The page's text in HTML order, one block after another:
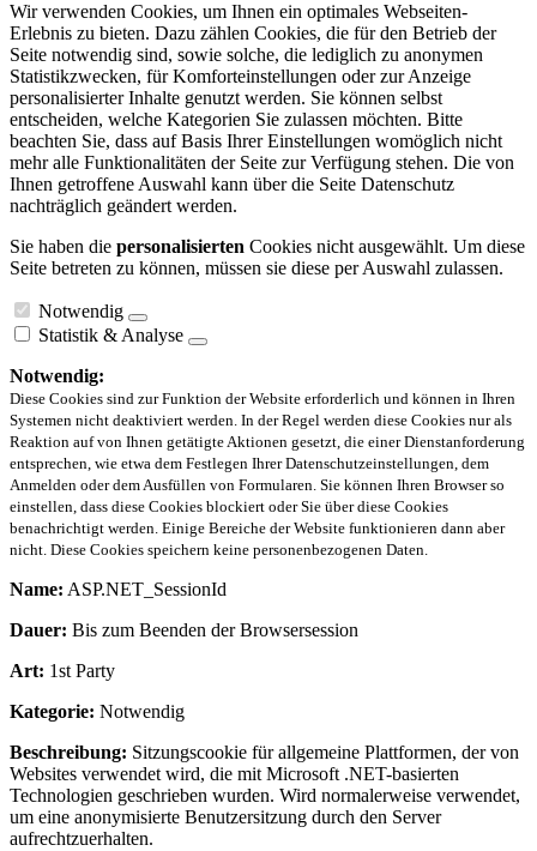
Wir verwenden Cookies, um Ihnen ein optimales Webseiten-
Erlebnis zu bieten. Dazu zählen Cookies, die für den Betrieb der
Seite notwendig sind, sowie solche, die lediglich zu anonymen
Statistikzwecken, für Komforteinstellungen oder zur Anzeige
personalisierter Inhalte genutzt werden. Sie können selbst
entscheiden, welche Kategorien Sie zulassen möchten. Bitte
beachten Sie, dass auf Basis Ihrer Einstellungen womöglich nicht
mehr alle Funktionalitäten der Seite zur Verfügung stehen. Die von
Ihnen getroffene Auswahl kann über die Seite Datenschutz
nachträglich geändert werden.
Sie haben die personalisierten Cookies nicht ausgewählt. Um diese
Seite betreten zu können, müssen sie diese per Auswahl zulassen.
Notwendig
Statistik & Analyse
Notwendig:
Diese Cookies sind zur Funktion der Website erforderlich und können in Ihren
Systemen nicht deaktiviert werden. In der Regel werden diese Cookies nur als
Reaktion auf von Ihnen getätigte Aktionen gesetzt, die einer Dienstanforderung
entsprechen, wie etwa dem Festlegen Ihrer Datenschutzeinstellungen, dem
Anmelden oder dem Ausfüllen von Formularen. Sie können Ihren Browser so
einstellen, dass diese Cookies blockiert oder Sie über diese Cookies
benachrichtigt werden. Einige Bereiche der Website funktionieren dann aber
nicht. Diese Cookies speichern keine personenbezogenen Daten.
Name: ASP.NET_SessionId
Dauer: Bis zum Beenden der Browsersession
Art: 1st Party
Kategorie: Notwendig
Beschreibung: Sitzungscookie für allgemeine Plattformen, der von
Websites verwendet wird, die mit Microsoft .NET-basierten
Technologien geschrieben wurden. Wird normalerweise verwendet,
um eine anonymisierte Benutzersitzung durch den Server
aufrechtzuerhalten.